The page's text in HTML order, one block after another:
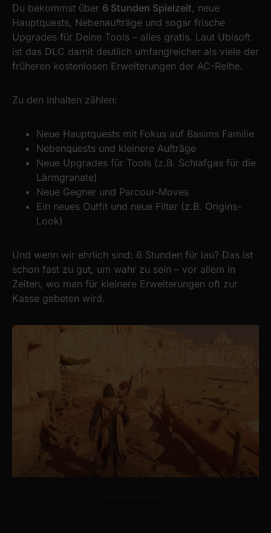
Du bekommst über 6 Stunden Spielzeit, neue
Hauptquests, Nebenaufträge und sogar frische
Upgrades für Deine Tools – alles gratis. Laut Ubisoft
ist das DLC damit deutlich umfangreicher als viele der
früheren kostenlosen Erweiterungen der AC-Reihe.
Zu den Inhalten zählen:
Neue Hauptquests mit Fokus auf Basims Familie
Nebenquests und kleinere Aufträge
Neue Upgrades für Tools (z.B. Schlafgas für die
Lärmgranate)
Neue Gegner und Parcour-Moves
Ein neues Outfit und neue Filter (z.B. Origins-
Look)
Und wenn wir ehrlich sind: 6 Stunden für lau? Das ist
schon fast zu gut, um wahr zu sein – vor allem in
Zeiten, wo man für kleinere Erweiterungen oft zur
Kasse gebeten wird.